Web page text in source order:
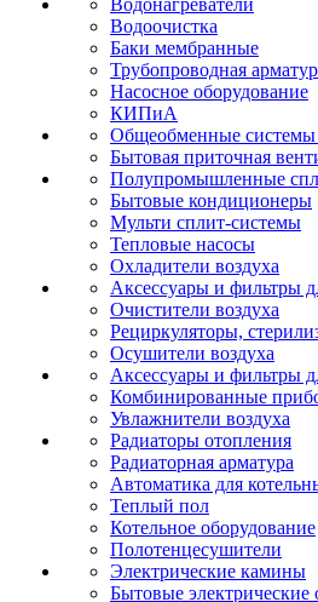
Водонагреватели
Водоочистка
Баки мембранные
Трубопроводная
Насосное оборудование
КИПиА
Общеобменные системы
Бытовая приточная
Полупромышленные
Бытовые кондиционеры
Мульти сплит-системы
Тепловые насосы
Охладители воздуха
Аксессуары и фильтры
Очистители воздуха
Рециркуляторы,
Осушители воздуха
Аксессуары и фильтры
Комбинированные
Увлажнители воздуха
Радиаторы отопления
Радиаторная арматура
Автоматика для
Теплый пол
Котельное оборудование
Полотенцесушители
Электрические камины
Бытовые электрические